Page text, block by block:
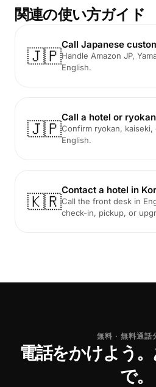
関連の使い方ガイド
🇯🇵
Call Japanese
Handle Amazon JP,
English.
🇯🇵
Call a hotel or
Confirm ryokan,
English.
🇰🇷
Contact a hotel in
Call the front desk in
check-in, pickup, or
無料 · 無料通話
電話をかけよう
で。